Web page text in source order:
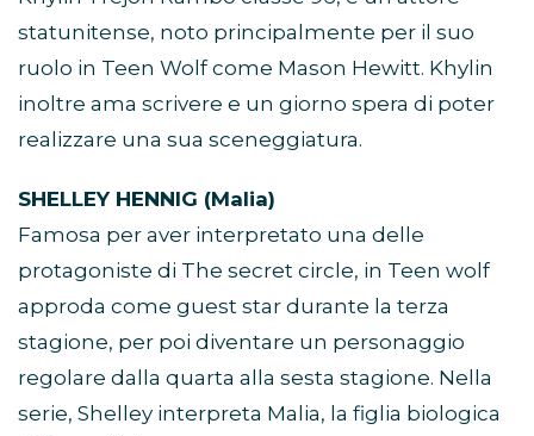
statunitense, noto principalmente per il suo
ruolo in Teen Wolf come Mason Hewitt. Khylin
inoltre ama scrivere e un giorno spera di poter
realizzare una sua sceneggiatura.
SHELLEY HENNIG (Malia)
Famosa per aver interpretato una delle
protagoniste di The secret circle, in Teen wolf
approda come guest star durante la terza
stagione, per poi diventare un personaggio
regolare dalla quarta alla sesta stagione. Nella
serie, Shelley interpreta Malia, la figlia biologica